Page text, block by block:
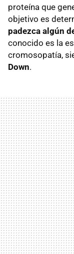
proteína que
objetivo es
padezca algún
conocido es la
cromosopatía,
Down.